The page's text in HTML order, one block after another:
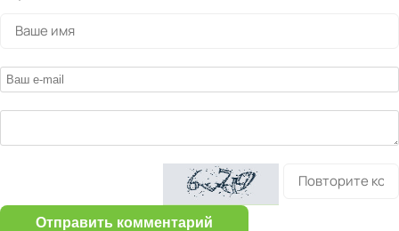
Отправить комментарий